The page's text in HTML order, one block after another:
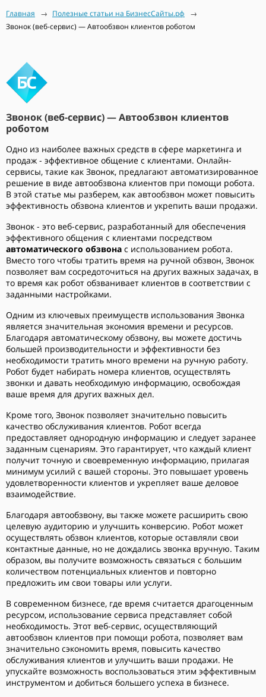
Главная → Полезные статьи на БизнесСайты.рф
→
Звонок (веб-сервис) — Автообзвон клиентов роботом
Звонок (веб-сервис) — Автообзвон клиентов
роботом
Одно из наиболее важных средств в сфере маркетинга и
продаж - эффективное общение с клиентами. Онлайн-
сервисы, такие как Звонок, предлагают автоматизированное
решение в виде автообзвона клиентов при помощи робота.
В этой статье мы разберем, как автообзвон может повысить
эффективность обзвона клиентов и укрепить ваши продажи.
Звонок - это веб-сервис, разработанный для обеспечения
эффективного общения с клиентами посредством
автоматического обзвона с использованием робота.
Вместо того чтобы тратить время на ручной обзвон, Звонок
позволяет вам сосредоточиться на других важных задачах, в
то время как робот обзванивает клиентов в соответствии с
заданными настройками.
Одним из ключевых преимуществ использования Звонка
является значительная экономия времени и ресурсов.
Благодаря автоматическому обзвону, вы можете достичь
большей производительности и эффективности без
необходимости тратить много времени на ручную работу.
Робот будет набирать номера клиентов, осуществлять
звонки и давать необходимую информацию, освобождая
ваше время для других важных дел.
Кроме того, Звонок позволяет значительно повысить
качество обслуживания клиентов. Робот всегда
предоставляет однородную информацию и следует заранее
заданным сценариям. Это гарантирует, что каждый клиент
получит точную и своевременную информацию, прилагая
минимум усилий с вашей стороны. Это повышает уровень
удовлетворенности клиентов и укрепляет ваше деловое
взаимодействие.
Благодаря автообзвону, вы также можете расширить свою
целевую аудиторию и улучшить конверсию. Робот может
осуществлять обзвон клиентов, которые оставляли свои
контактные данные, но не дождались звонка вручную. Таким
образом, вы получите возможность связаться с большим
количеством потенциальных клиентов и повторно
предложить им свои товары или услуги.
В современном бизнесе, где время считается драгоценным
ресурсом, использование сервиса представляет собой
необходимость. Этот веб-сервис, осуществляющий
автообзвон клиентов при помощи робота, позволяет вам
значительно сэкономить время, повысить качество
обслуживания клиентов и улучшить ваши продажи. Не
упускайте возможность воспользоваться этим эффективным
инструментом и добиться большего успеха в бизнесе.